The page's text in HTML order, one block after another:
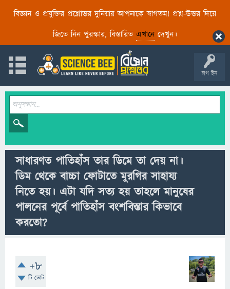
বিজ্ঞান ও প্রযুক্তির প্রশ্নোত্তর দুনিয়ায় আপনাকে স্বাগতম! প্রশ্ন-উত্তর দিয়ে
জিতে নিন পুরস্কার, বিস্তারিত এখানেদেখুন।
লগ ইন
সাধারণত পাতিহাঁস তার ডিমে তা দেয় না।
ডিম থেকে বাচ্চা ফোটাতে মুরগির সাহায্য
নিতে হয়। এটা যদি সত্য হয় তাহলে মানুষের
পালনের পূর্বে পাতিহাঁস বংশবিস্তার কিভাবে
করতো?
+8
টি ভোট